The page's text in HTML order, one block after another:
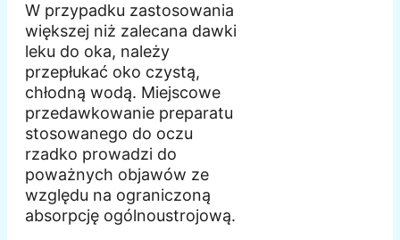
W przypadku zastosowania
większej niż zalecana dawki
leku do oka, należy
przepłukać oko czystą,
chłodną wodą. Miejscowe
przedawkowanie preparatu
stosowanego do oczu
rzadko prowadzi do
poważnych objawów ze
względu na ograniczoną
absorpcję ogólnoustrojową.